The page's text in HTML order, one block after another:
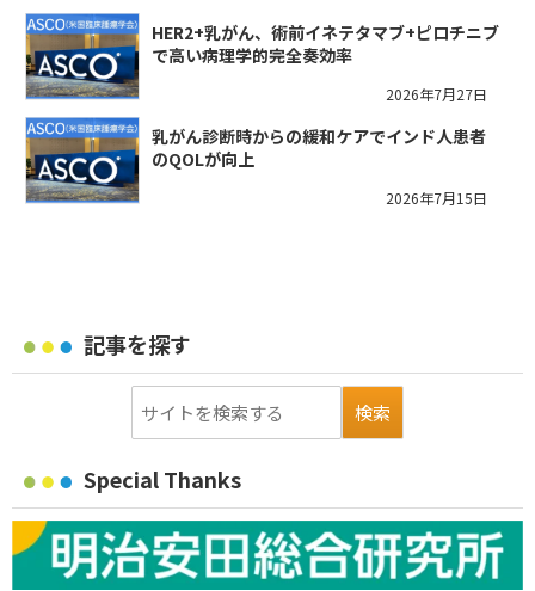
HER2+乳がん、術前イネテタマブ+ピロチニブ
で高い病理学的完全奏効率
2026年7月27日
乳がん診断時からの緩和ケアでインド人患者
のQOLが向上
2026年7月15日
記事を探す
Special Thanks